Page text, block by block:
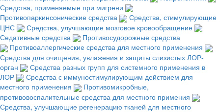
Средства, применяемые при мигрени
Противопаркинсонические средства
Средства, стимулирующие
ЦНС
Средства, улучшающие мозговое кровообращение
Седативные средства
Противосудорожные средства
Противоаллергические средства для местного применения
Средства для очищения, увлажения и защиты слизистых ЛОР-
орган
Средства разных групп для системного применения в
ЛОР
Средства с иммуностимулирующим действием для
местного применения
Противомикробные,
противовоспалительные средства для местного примения
Средства, улучшающие регенерацию тканей для местного